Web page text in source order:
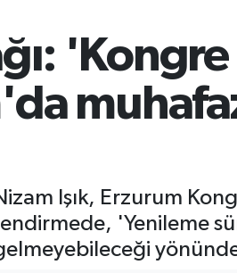
Işık, Erzurum
'Yenileme